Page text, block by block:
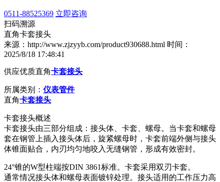
0511-88525369 立即咨询
扫码溯源
直角卡套接头
来源：http://www.zjzyyb.com/product930688.html 时间：
2025/8/18 17:48:41
供应优质直角卡套接头
所属类别： 仪表管件
直角卡套接头
卡套接头概述
卡套接头由三部分组成：接头体、卡套、螺母。当卡套和螺母
套在钢管上插入接头体后，旋紧螺母时，卡套前端外侧与接头
体锥面贴合，内刃均匀地咬入无缝钢管，形成有效密封。
24°锥的W型柱端按DIN 3861标准。卡套采用双刃卡套。
通常情况接头体和螺母表面镀锌处理。接头适用的工作压力高